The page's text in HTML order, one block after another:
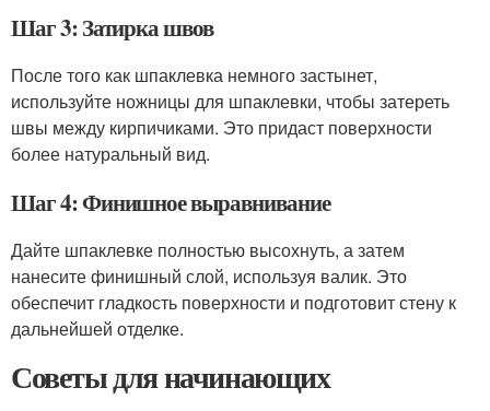
Шаг 3: Затирка швов
После того как шпаклевка немного застынет,
используйте ножницы для шпаклевки, чтобы затереть
швы между кирпичиками. Это придаст поверхности
более натуральный вид.
Шаг 4: Финишное выравнивание
Дайте шпаклевке полностью высохнуть, а затем
нанесите финишный слой, используя валик. Это
обеспечит гладкость поверхности и подготовит стену к
дальнейшей отделке.
Советы для начинающих